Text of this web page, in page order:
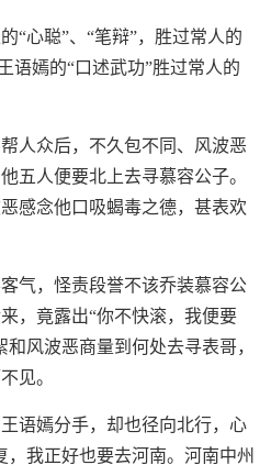
“心聪”、“笔辩”，胜过常人的
语嫣的“口述武功”胜过常人的
人众后，不久包不同、风波恶
五人便要北上去寻慕容公子。
感念他口吸蝎毒之德，甚表欢
气，怪责段誉不该乔装慕容公
，竟露出“你不快滚，我便要
风波恶商量到何处去寻表哥，
见。
语嫣分手，却也径向北行，心
，我正好也要去河南。河南中州